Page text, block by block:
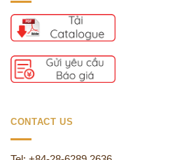
CONTACT US